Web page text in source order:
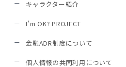
キャラクター紹介
I'm OK? PROJECT
金融ADR制度について
個人情報の共同利用について